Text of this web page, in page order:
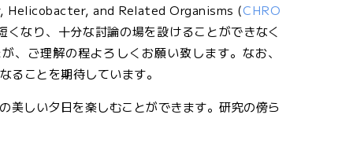
Helicobacter, and Related Organisms (CHRO
なり、十分な討論の場を設けることができなく
、ご理解の程よろしくお願い致します。なお、
ことを期待しています。
美しい夕日を楽しむことができます。研究の傍ら